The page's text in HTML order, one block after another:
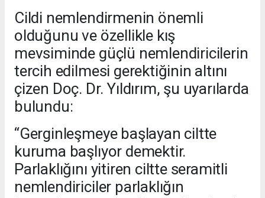
Cildi nemlendirmenin önemli
olduğunu ve özellikle kış
mevsiminde güçlü nemlendiricilerin
tercih edilmesi gerektiğinin altını
çizen Doç. Dr. Yıldırım, şu uyarılarda
bulundu:
“Gerginleşmeye başlayan ciltte
kuruma başlıyor demektir.
Parlaklığını yitiren ciltte seramitli
nemlendiriciler parlaklığın